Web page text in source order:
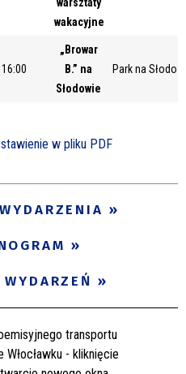
wakacyjne
16:00
„Browar
B.” na
Słodowie
Park na
w pliku PDF